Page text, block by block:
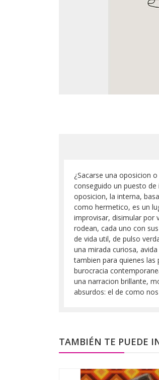
¿Sacarse una oposicion
conseguido un puesto
oposicion, la interna,
como hermetico, es un
improvisar, disimular por
rodean, cada uno con
de vida util, de pulso
una mirada curiosa,
tambien para quienes
burocracia
una narracion brillante,
absurdos: el de como
TAMBIÉN TE PUEDE